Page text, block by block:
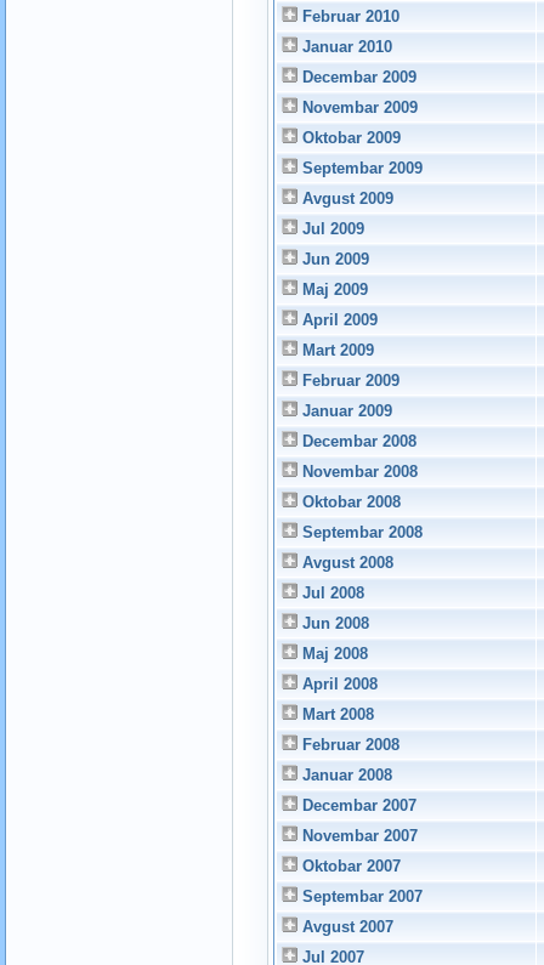
Februar 2010
Januar 2010
Decembar 2009
Novembar 2009
Oktobar 2009
Septembar 2009
Avgust 2009
Jul 2009
Jun 2009
Maj 2009
April 2009
Mart 2009
Februar 2009
Januar 2009
Decembar 2008
Novembar 2008
Oktobar 2008
Septembar 2008
Avgust 2008
Jul 2008
Jun 2008
Maj 2008
April 2008
Mart 2008
Februar 2008
Januar 2008
Decembar 2007
Novembar 2007
Oktobar 2007
Septembar 2007
Avgust 2007
Jul 2007